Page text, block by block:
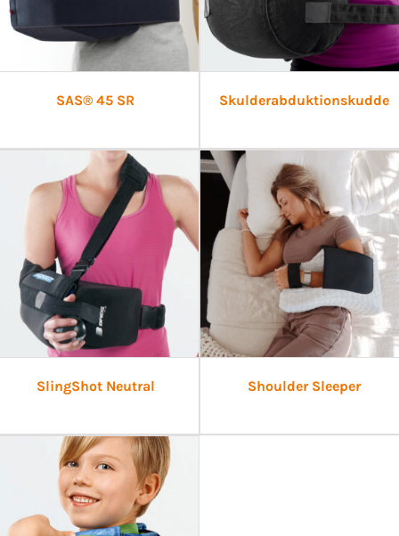
SAS® 45 SR Skulderabduktionskudde
SlingShot Neutral Shoulder Sleeper